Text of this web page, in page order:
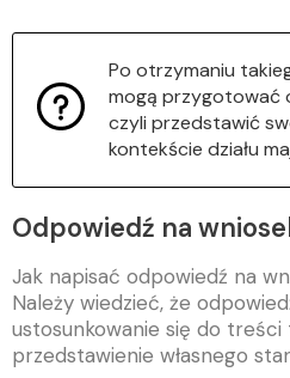
Po otrzymaniu
mogą przygotować
czyli przedstawić
kontekście działu
Odpowiedź na
Jak napisać odpowiedź na
Należy wiedzieć, że
ustosunkowanie się do treści
przedstawienie własnego